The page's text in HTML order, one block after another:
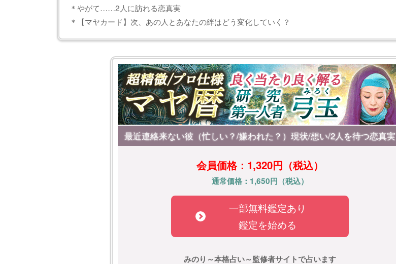
＊やがて……2人に訪れる恋真実
＊【マヤカード】次、あの人とあなたの絆はどう変化していく？
最近連絡来ない彼（忙しい？/嫌われた？）現状/想い/2人を待つ恋真実
会員価格：1,320円（税込）
通常価格：1,650円（税込）
一部無料鑑定あり
鑑定を始める
みのり～本格占い～監修者サイトで占います